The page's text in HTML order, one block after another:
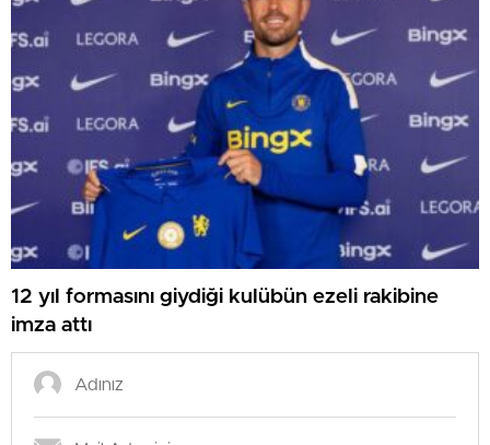
12 yıl formasını giydiği kulübün ezeli rakibine
imza attı